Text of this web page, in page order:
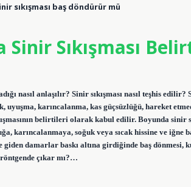
sıkışması baş döndürür mü
Sinir Sıkışması
nasıl anlaşılır? Sinir sıkışması nasıl teşhis
uyuşma, karıncalanma, kas güçsüzlüğü, hareket
belirtileri olarak kabul edilir. Boyunda sinir
karıncalanmaya, soğuk veya sıcak hissine ve iğne
damarlar baskı altına girdiğinde baş dönmesi,
çıkar mı?…